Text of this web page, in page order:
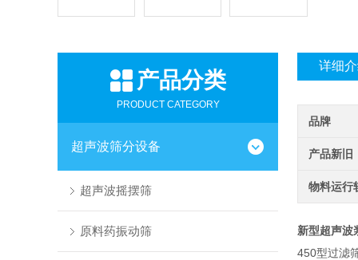
产品分类
PRODUCT CATEGORY
超声波筛分设备
超声波摇摆筛
原料药振动筛
详细
品牌
产品新旧
物料运行
新型超声波
450型过滤